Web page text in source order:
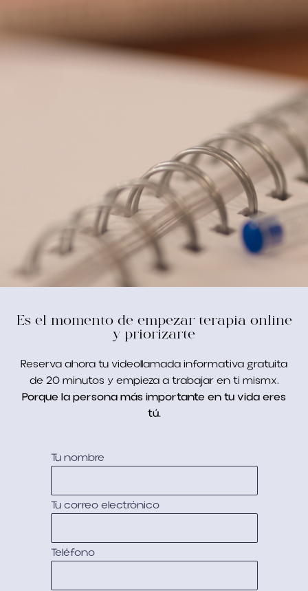
Es el momento de empezar terapia online
y priorizarte
Reserva ahora tu videollamada informativa gratuita
de 20 minutos y empieza a trabajar en ti mismx.
Porque la persona más importante en tu vida eres
tú.
Tu nombre
Tu correo electrónico
Teléfono